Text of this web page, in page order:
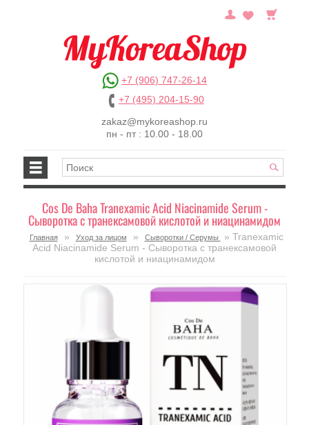
+7 (906) 747-26-14
+7 (495) 204-15-90
zakaz@mykoreashop.ru
пн - пт : 10.00 - 18.00
Cos De Baha Tranexamic Acid Niacinamide Serum -
Сыворотка с транексамовой кислотой и ниацинамидом
Главная » Уход за лицом » Сыворотки / Серумы
» Tranexamic
Acid Niacinamide Serum - Сыворотка с транексамовой
кислотой и ниацинамидом